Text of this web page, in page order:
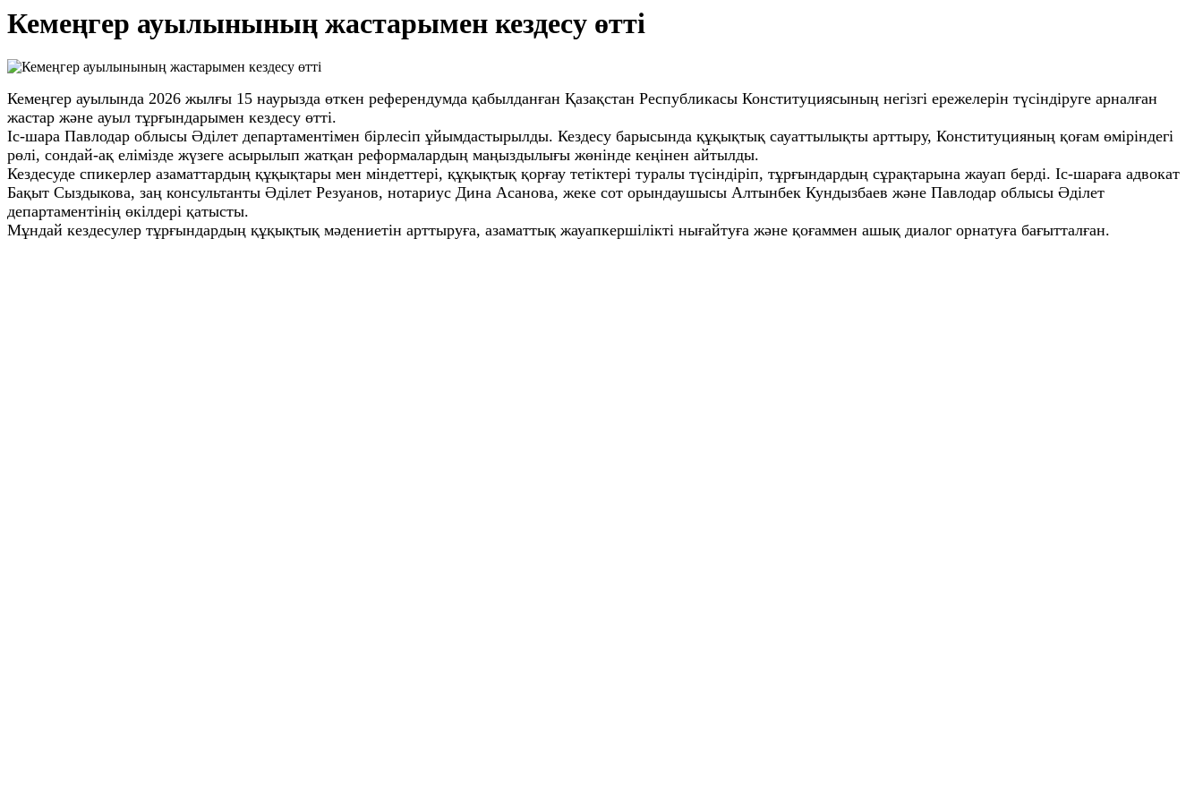
Кемеңгер ауылынының жастарымен кездесу өтті
Кемеңгер ауылында 2026 жылғы 15 наурызда өткен референдумда қабылданған Қазақстан Республикасы Конституциясының негізгі ережелерін түсіндіруге арналған
жастар және ауыл тұрғындарымен кездесу өтті.
Іс-шара Павлодар облысы Әділет департаментімен бірлесіп ұйымдастырылды. Кездесу барысында құқықтық сауаттылықты арттыру, Конституцияның қоғам өміріндегі
рөлі, сондай-ақ елімізде жүзеге асырылып жатқан реформалардың маңыздылығы жөнінде кеңінен айтылды.
Кездесуде спикерлер азаматтардың құқықтары мен міндеттері, құқықтық қорғау тетіктері туралы түсіндіріп, тұрғындардың сұрақтарына жауап берді. Іс-шараға адвокат
Бақыт Сыздыкова, заң консультанты Әділет Резуанов, нотариус Дина Асанова, жеке сот орындаушысы Алтынбек Кундызбаев және Павлодар облысы Әділет
департаментінің өкілдері қатысты.
Мұндай кездесулер тұрғындардың құқықтық мәдениетін арттыруға, азаматтық жауапкершілікті нығайтуға және қоғаммен ашық диалог орнатуға бағытталған.